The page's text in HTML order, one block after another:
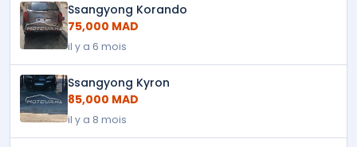
Ssangyong Korando
75,000 MAD
il y a 6 mois
Ssangyong Kyron
85,000 MAD
il y a 8 mois